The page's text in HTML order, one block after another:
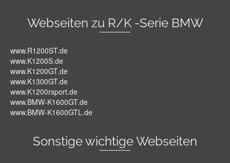
Webseiten zu R/K -Serie BMW
www.R1200ST.de
www.K1200S.de
www.K1200GT.de
www.K1300GT.de
www.K1200rsport.de
www.BMW-K1600GT.de
www.BMW-K1600GTL.de
Sonstige wichtige Webseiten